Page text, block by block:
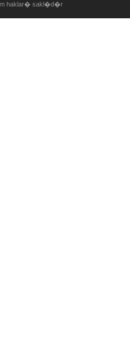
haklar� sakl�d�r